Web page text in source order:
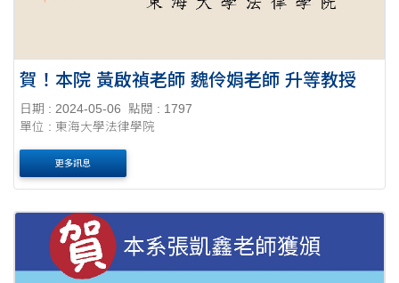
賀！本院 黃啟禎老師 魏伶娟老師 升等教授
日期 : 2024-05-06
點閱 : 1797
單位 : 東海大學法律學院
更多訊息